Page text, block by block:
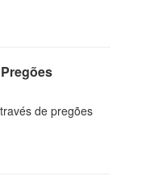
de pregões